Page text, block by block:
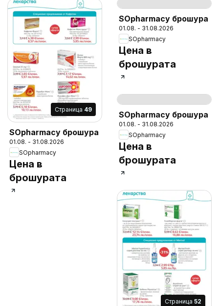
Cтраница 49
SOpharmacy брошура
01.08. - 31.08.2026
SOpharmacy
Цена в
брошурата
SOpharmacy брошура
01.08. - 31.08.2026
SOpharmacy
Цена в
брошурата
SOpharmacy брошура
01.08. - 31.08.2026
SOpharmacy
Цена в
брошурата
Cтраница 52